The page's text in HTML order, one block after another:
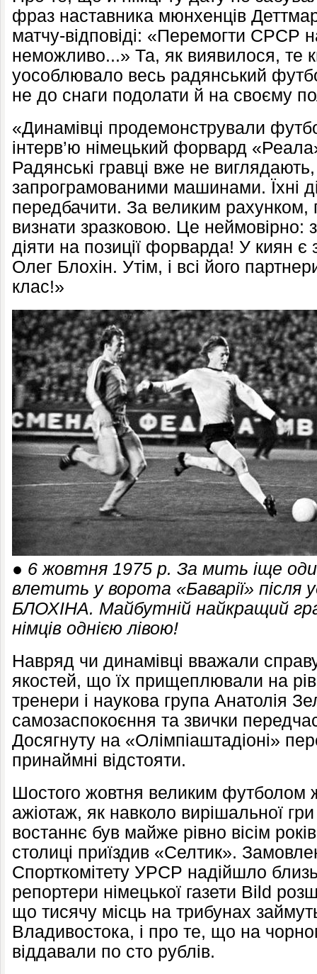
фраз наставника мюнхенців
матчу-відповіді: «Перемогти СРСР
неможливо...» Та, як виявилося, те
уособлювало весь радянський
не до снаги подолати й на своєму
«Динамівці продемонстрували
інтерв’ю німецький форвард
Радянські гравці вже не
запрограмованими машинами. Їхні
передбачити. За великим рахунком,
визнати зразковою. Це неймовірно:
діяти на позиції форварда! У киян є
Олег Блохін. Утім, і всі його
клас!»
● 6 жовтня 1975 р. За мить іще
влетить у ворота «Баварії» після
БЛОХІНА. Майбутній найкращий
німців однією лівою!
Навряд чи динамівці вважали
якостей, що їх прищеплювали на
тренери і наукова група Анатолія
самозаспокоєння та звички
Досягнуту на «Олімпіаштадіоні»
принаймні відстояти.
Шостого жовтня великим футболом
ажіотаж, як навколо вирішальної
востаннє був майже рівно вісім
столиці приїздив «Селтик».
Спорткомітету УРСР надійшло
репортери німецької газети Bild
що тисячу місць на трибунах
Владивостока, і про те, що на
віддавали по сто рублів.